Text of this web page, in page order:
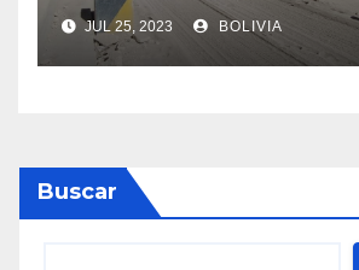
crece en 42% a
año
JUL 25, 2023 BOLIVIA
Buscar